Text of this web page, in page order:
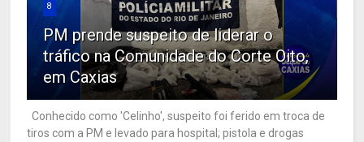
8
PM prende suspeito de liderar o
tráfico na Comunidade do Corte Oito,
em Caxias
Conhecido como 'Celinho', suspeito foi ferido em troca de
tiros com a PM e levado para hospital; pistola e drogas